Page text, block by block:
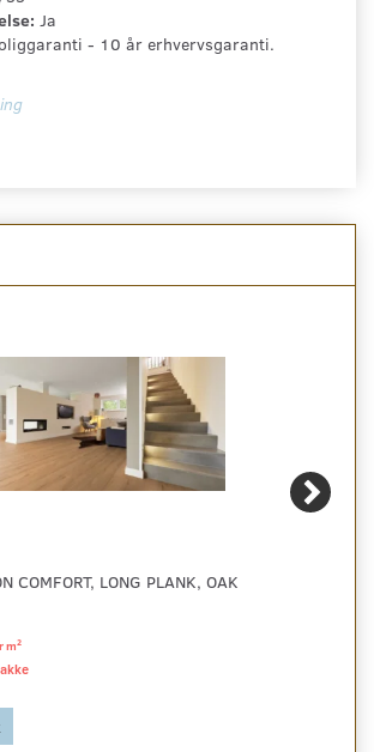
Ja
- 10 år erhvervsgaranti.
COMFORT, LONG PLANK, OAK
m2